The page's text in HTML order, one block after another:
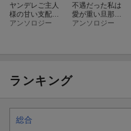
ヤンデレご主人
様の甘い支配に
今宵も私は抗え
アンソロジー
不遇だった私は
愛が重い旦那様
から甘く淫らに
アンソロジー
ランキング
総合